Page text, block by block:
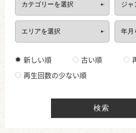
新しい順 古い順
再生回数の少ない順
検索